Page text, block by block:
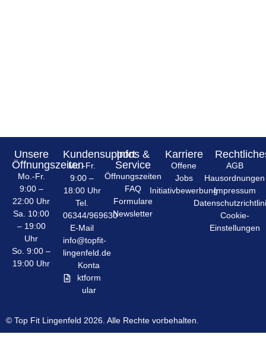
Unsere
Öffnungszeiten
Mo.-Fr.
9:00 –
22:00 Uhr
Sa. 10:00
– 19:00
Uhr
So. 9:00 –
19:00 Uhr
Kundensupport
Mo.-Fr.
9:00 –
18:00 Uhr
Tel.
06344/969630
E-Mail
info@topfit-
lingenfeld.de
Konta
ktform
ular
Infos &
Service
Öffnungszeiten
FAQ
Formulare
Newsletter
Karriere
Offene
Jobs
Initiativbewerbung
AGB
Hausordnungen
Impressum
Cookie-
Einstellungen
© Top Fit Lingenfeld 2026. Alle Rechte vorbehalten.